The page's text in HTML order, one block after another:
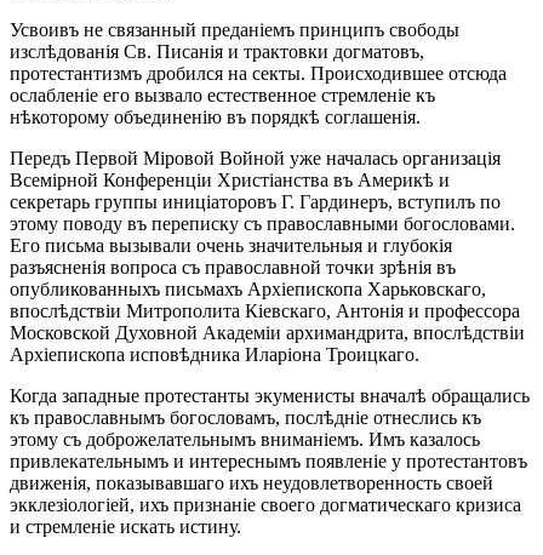
Усвоивъ не связанный преданіемъ принципъ свободы
изслѣдованія Св. Писанія и трактовки догматовъ,
протестантизмъ дробился на секты. Происходившее отсюда
ослабленіе его вызвало естественное стремленіе къ
нѣкоторому объединенію въ порядкѣ соглашенія.
Передъ Первой Міровой Войной уже началась организація
Всемірной Конференціи Христіанства въ Америкѣ и
секретарь группы иниціаторовъ Г. Гардинеръ, вступилъ по
этому поводу въ переписку съ православными богословами.
Его письма вызывали очень значительныя и глубокія
разъясненія вопроса съ православной точки зрѣнія въ
опубликованныхъ письмахъ Архіепископа Харьковскаго,
впослѣдствіи Митрополита Кіевскаго, Антонія и профессора
Московской Духовной Академіи архимандрита, впослѣдствіи
Архіепископа исповѣдника Иларіона Троицкаго.
Когда западные протестанты экуменисты вначалѣ обращались
къ православнымъ богословамъ, послѣдніе отнеслись къ
этому съ доброжелательнымъ вниманіемъ. Имъ казалось
привлекательнымъ и интереснымъ появленіе у протестантовъ
движенія, показывавшаго ихъ неудовлетворенность своей
экклезіологіей, ихъ признаніе своего догматическаго кризиса
и стремленіе искать истину.